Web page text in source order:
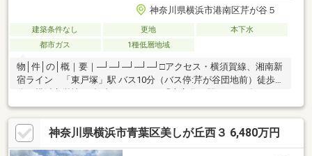
神奈川県横浜市港南区芹が谷５
建築条件なし 更地
本下水
都市ガス
1種低層地域
物│件│の│概｜要｜─┘─┘─┘─┘─┘□アクセス・横須賀線、湘南新
宿ライン 「東戸塚」駅 バス10分（バス停:芹が谷団地前）徒歩4
停:芹が谷団地前）徒歩4分・京急本線 「上大岡」駅 バス18分
（バス停:芹が谷団地前）徒歩4分□土地面積：214.94m2□接道：東
側公道約5.4m□建築条件付き売地ではございません□現況：更地で
す□用途地域：第一種低層住居専用地域□周辺環境充実
神奈川県横浜市青葉区美しが丘西３ 6,480万円